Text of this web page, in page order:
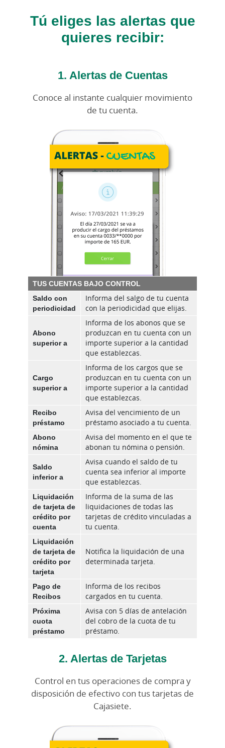
Tú eliges las alertas que
quieres recibir:
1. Alertas de Cuentas
Conoce al instante cualquier movimiento
de tu cuenta.
TUS CUENTAS BAJO CONTROL
Saldo con
periodicidad
Informa del salgo de tu cuenta
con la periodicidad que elijas.
Abono
superior a
Informa de los abonos que se
produzcan en tu cuenta con un
importe superior a la cantidad
que establezcas.
Cargo
superior a
Informa de los cargos que se
produzcan en tu cuenta con un
importe superior a la cantidad
que establezcas.
Recibo
préstamo
Avisa del vencimiento de un
préstamo asociado a tu cuenta.
Abono
nómina
Avisa del momento en el que te
abonan tu nómina o pensión.
Saldo
inferior a
Avisa cuando el saldo de tu
cuenta sea inferior al importe
que establezcas.
Liquidación
de tarjeta de
crédito por
cuenta
Informa de la suma de las
liquidaciones de todas las
tarjetas de crédito vinculadas a
tu cuenta.
Liquidación
de tarjeta de
crédito por
tarjeta
Notifica la liquidación de una
determinada tarjeta.
Pago de
Recibos
Informa de los recibos
cargados en tu cuenta.
Próxima
cuota
préstamo
Avisa con 5 días de antelación
del cobro de la cuota de tu
préstamo.
2. Alertas de Tarjetas
Control en tus operaciones de compra y
disposición de efectivo con tus tarjetas de
Cajasiete.